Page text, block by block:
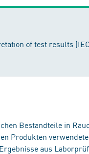
of test results
Bestandteile in
Produkten
aus